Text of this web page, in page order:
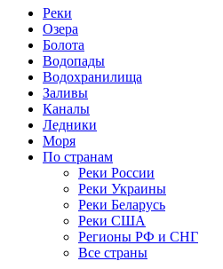
Реки
Озера
Болота
Водопады
Водохранилища
Заливы
Каналы
Ледники
Моря
По странам
Реки России
Реки Украины
Реки Беларусь
Реки США
Регионы РФ и СНГ
Все страны